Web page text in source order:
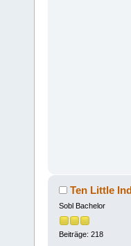
Ten Little
Sobl Bachelor
Beiträge: 218